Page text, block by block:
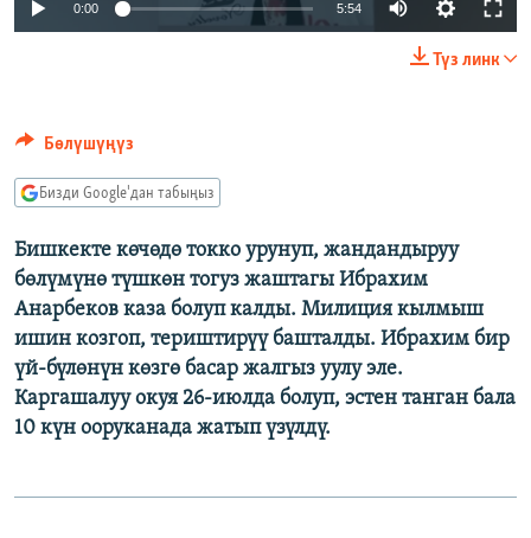
Auto
720p
0:00 5:54
240p
Түз линк
Бөлүшүңүз
Бизди Google'дан табыңыз
Бишкекте көчөдө токко урунуп, жандандыруу
бөлүмүнө түшкөн тогуз жаштагы Ибрахим
Анарбеков каза болуп калды. Милиция кылмыш
ишин козгоп, териштирүү башталды. Ибрахим бир
үй-бүлөнүн көзгө басар жалгыз уулу эле.
Каргашалуу окуя 26-июлда болуп, эстен танган бала
10 күн ооруканада жатып үзүлдү.